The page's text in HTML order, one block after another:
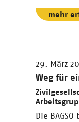
mehr
29. März
Weg für
Die